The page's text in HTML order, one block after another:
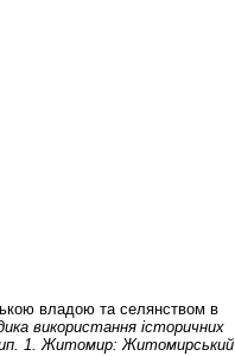
владою та селянством в
використання історичних
Вип. 1. Житомир: Житомирський